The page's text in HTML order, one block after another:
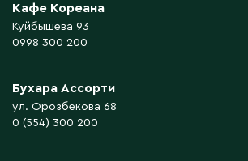
Кафе Кореана
Куйбышева 93
0998 300 200
Бухара Ассорти
ул. Орозбекова 68
0 (554) 300 200